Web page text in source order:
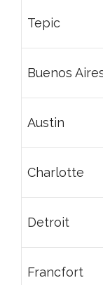
Tepic
Buenos
Austin
Charlotte
Detroit
Francfort